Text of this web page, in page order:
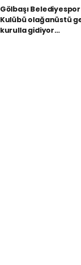
Gölbaşı Belediyespor
Kulübü olağanüstü
kurulla gidiyor…